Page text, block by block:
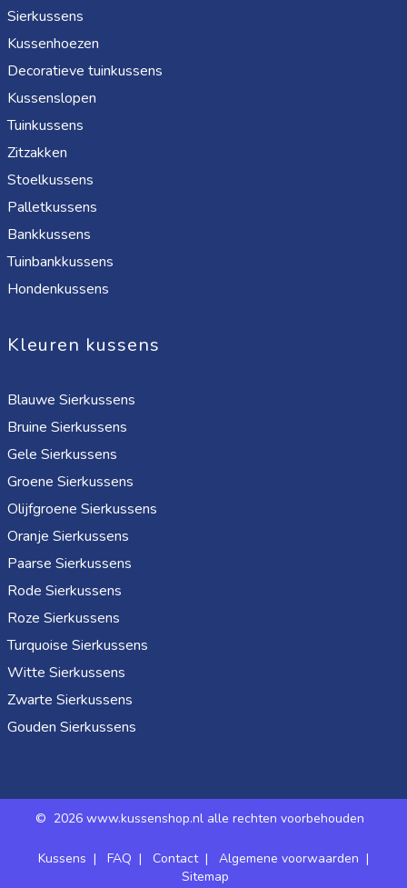
Sierkussens
Kussenhoezen
Decoratieve tuinkussens
Kussenslopen
Tuinkussens
Zitzakken
Stoelkussens
Palletkussens
Bankkussens
Tuinbankkussens
Hondenkussens
Kleuren kussens
Blauwe Sierkussens
Bruine Sierkussens
Gele Sierkussens
Groene Sierkussens
Olijfgroene Sierkussens
Oranje Sierkussens
Paarse Sierkussens
Rode Sierkussens
Roze Sierkussens
Turquoise Sierkussens
Witte Sierkussens
Zwarte Sierkussens
Gouden Sierkussens
© 2026 www.kussenshop.nl alle rechten voorbehouden
Kussens | FAQ | Contact| Algemene voorwaarden |
Sitemap